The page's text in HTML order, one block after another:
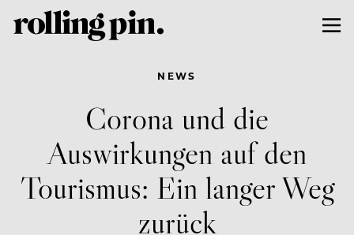
NEWS
Corona und die
Auswirkungen auf den
Tourismus: Ein langer Weg
zurück